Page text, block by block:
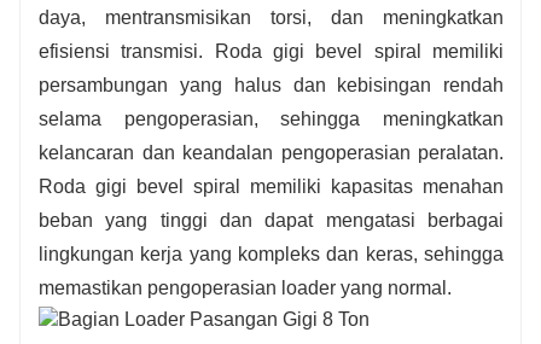
daya, mentransmisikan torsi, dan meningkatkan
efisiensi transmisi. Roda gigi bevel spiral memiliki
persambungan yang halus dan kebisingan rendah
selama pengoperasian, sehingga meningkatkan
kelancaran dan keandalan pengoperasian peralatan.
Roda gigi bevel spiral memiliki kapasitas menahan
beban yang tinggi dan dapat mengatasi berbagai
lingkungan kerja yang kompleks dan keras, sehingga
memastikan pengoperasian loader yang normal.